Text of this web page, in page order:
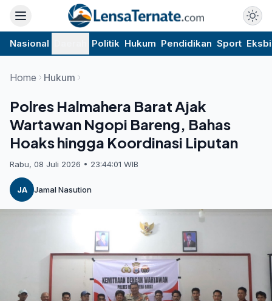
Nasional Politik Hukum Pendidikan Sport
Home Hukum
Polres Halmahera Barat Ajak
Wartawan Ngopi Bareng, Bahas
Hoaks hingga Koordinasi Liputan
Rabu, 08 Juli 2026 • 23:44:01 WIB
JA Jamal Nasution